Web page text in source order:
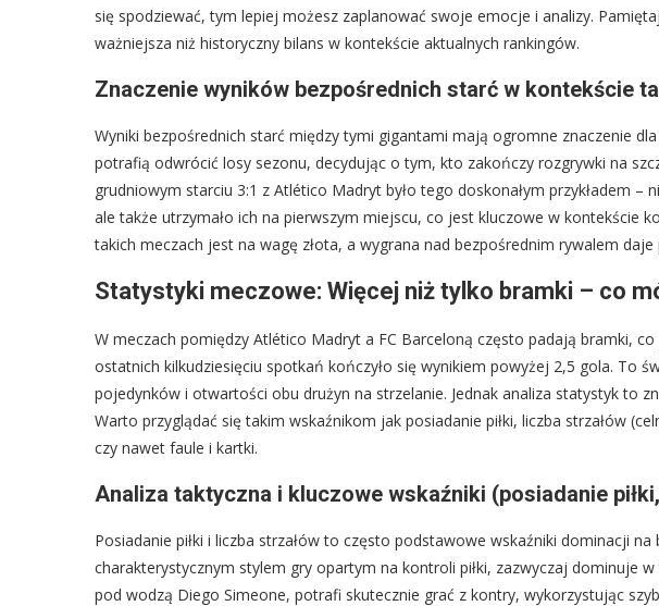
się spodziewać, tym lepiej możesz zaplanować swoje emocje i analizy.
ważniejsza niż historyczny bilans w kontekście aktualnych rankingów.
Znaczenie wyników bezpośrednich starć w kontekście
Wyniki bezpośrednich starć między tymi gigantami mają ogromne znaczenie
potrafią odwrócić losy sezonu, decydując o tym, kto zakończy rozgrywki na
grudniowym starciu 3:1 z Atlético Madryt było tego doskonałym przykładem –
ale także utrzymało ich na pierwszym miejscu, co jest kluczowe w kontekście
takich meczach jest na wagę złota, a wygrana nad bezpośrednim rywalem
Statystyki meczowe: Więcej niż tylko bramki – co
W meczach pomiędzy Atlético Madryt a FC Barceloną często padają bramki,
ostatnich kilkudziesięciu spotkań kończyło się wynikiem powyżej 2,5 gola. To
pojedynków i otwartości obu drużyn na strzelanie. Jednak analiza statystyk to
Warto przyglądać się takim wskaźnikom jak posiadanie piłki, liczba strzałów
czy nawet faule i kartki.
Analiza taktyczna i kluczowe wskaźniki (posiadanie
Posiadanie piłki i liczba strzałów to często podstawowe wskaźniki dominacji
charakterystycznym stylem gry opartym na kontroli piłki, zazwyczaj dominuje
pod wodzą Diego Simeone, potrafi skutecznie grać z kontry, wykorzystując